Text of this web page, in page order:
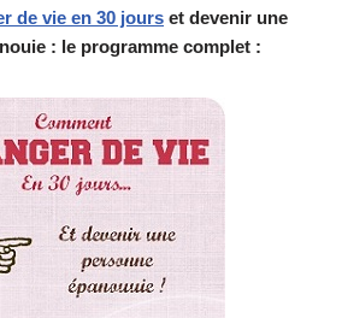
de vie en 30 jours et devenir une
: le programme complet :